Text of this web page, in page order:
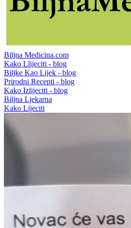
Biljna Medicina.com
Kako Llijeciti - blog
Biljke Kao Lijek - blog
Prirodni Recepti - blog
Kako Izlijeciti - blog
Biljna Ljekarna
Kako Lijeciti